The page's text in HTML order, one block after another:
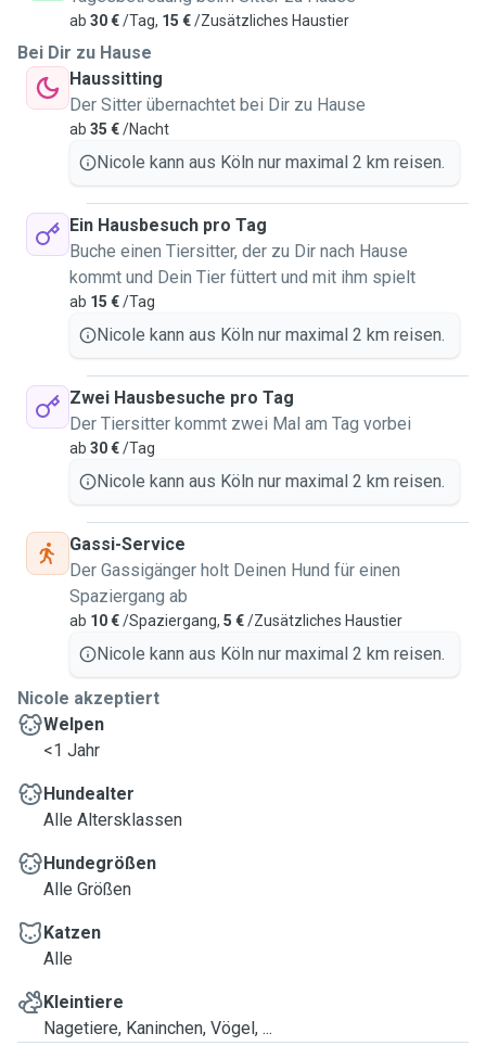
ab 30 €/Tag, 15 €/Zusätzliches Haustier
Bei Dir zu Hause
Haussitting
Der Sitter übernachtet bei Dir zu Hause
ab 35 €/Nacht
Nicole kann aus Köln nur maximal 2 km reisen.
Ein Hausbesuch pro Tag
Buche einen Tiersitter, der zu Dir nach Hause
kommt und Dein Tier füttert und mit ihm spielt
ab 15 €/Tag
Nicole kann aus Köln nur maximal 2 km reisen.
Zwei Hausbesuche pro Tag
Der Tiersitter kommt zwei Mal am Tag vorbei
ab 30 €/Tag
Nicole kann aus Köln nur maximal 2 km reisen.
Gassi-Service
Der Gassigänger holt Deinen Hund für einen
Spaziergang ab
ab 10 €/Spaziergang, 5 €/Zusätzliches Haustier
Nicole kann aus Köln nur maximal 2 km reisen.
Nicole akzeptiert
Welpen
<1 Jahr
Hundealter
Alle Altersklassen
Hundegrößen
Alle Größen
Katzen
Alle
Kleintiere
Nagetiere, Kaninchen, Vögel, ...